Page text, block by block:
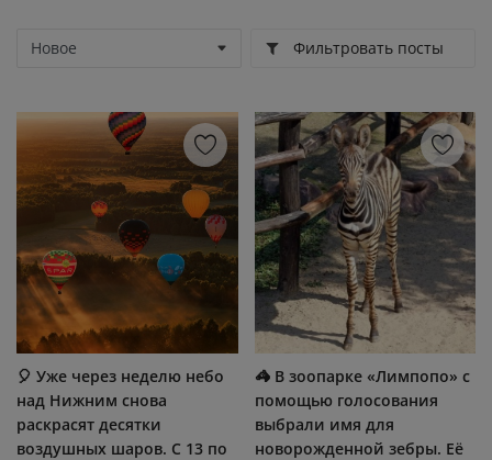
Фильтровать посты
🎈 Уже через неделю небо
над Нижним снова
раскрасят десятки
воздушных шаров. С 13 по
🦓 В зоопарке «Лимпопо» с
помощью голосования
выбрали имя для
новорожденной зебры. Её